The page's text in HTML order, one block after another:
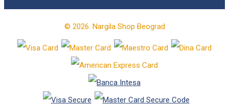
© 2026. Nargila Shop Beograd